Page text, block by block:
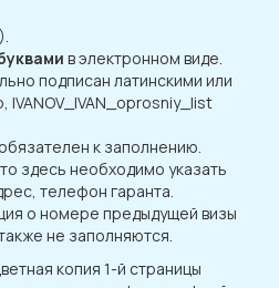
в электронном виде.
подписан латинскими или
IVANOV_IVAN_oprosniy_list
к заполнению.
здесь необходимо указать
телефон гаранта.
о номере предыдущей визы
не заполняются.
копия 1-й страницы